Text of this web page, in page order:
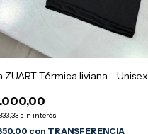
ZUART Térmica liviana - Unisex
sin interés
con TRANSFERENCIA